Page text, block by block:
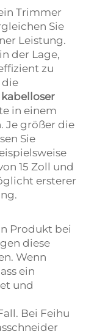
Trimmer
Sie
Leistung.
der Lage,
zu
die
kabelloser
in einem
Je größer die
Sie
15 Zoll und
ersterer
Produkt bei
diese
Wenn
ein
und
Bei Feihu